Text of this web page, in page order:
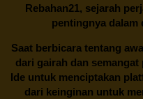
Rebahan21, sejarah
pentingnya dalam
Saat berbicara tentang
dari gairah dan
Ide untuk menciptakan
dari keinginan untuk